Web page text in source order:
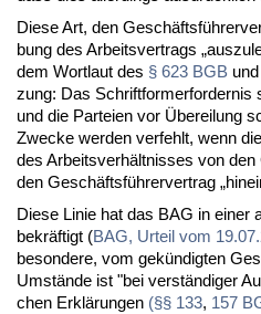
Die­se Art, den
bung des Ar­beits­ver­trags
dem Wort­laut des § 623 BGB
zung: Das Schrift­for­mer­for­der­nis
und die Par­tei­en vor Über­ei­lung
Zwe­cke wer­den ver­fehlt, wenn
des Ar­beits­ver­hält­nis­ses von
den Ge­schäfts­füh­rer­ver­trag
Die­se Li­nie hat das BAG in ei­ner
be­kräf­tigt (BAG, Ur­teil vom
be­son­de­re, vom ge­kün­dig­ten
Um­stän­de ist "bei ver­stän­di­ger
chen Er­klä­run­gen (§§ 133, 157